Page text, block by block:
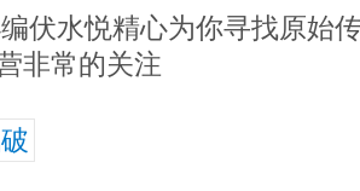
伏水悦精心为你寻找原始
非常的关注